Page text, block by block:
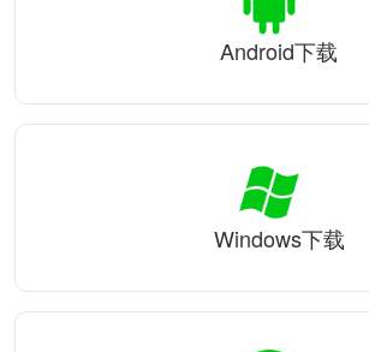
Android下载
Windows下载